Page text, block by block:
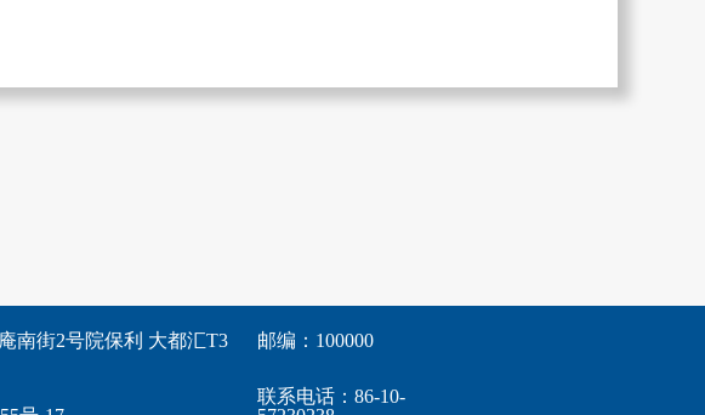
南街2号院保利 大都汇T3
邮编：100000
联系电话：86-10-